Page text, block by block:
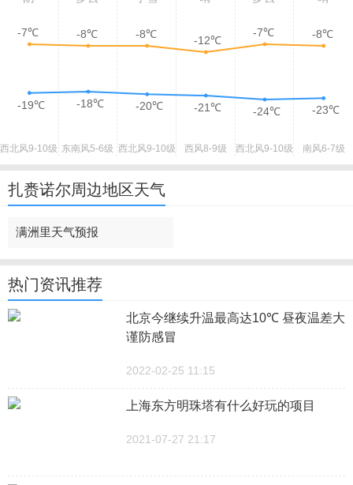
西北风9-10级 东南风5-6级 西北风9-10级 西风8-9级 西北风9-10级 南风6-7级
-7℃ -8℃ -8℃ -12℃
-7℃ -8℃
-19℃ -18℃ -20℃ -21℃ -24℃ -23℃
扎赉诺尔周边地区天气
满洲里天气预报
热门资讯推荐
北京今继续升温最高达10℃ 昼夜温差大
谨防感冒
2022-02-25 11:15
上海东方明珠塔有什么好玩的项目
2021-07-27 21:17